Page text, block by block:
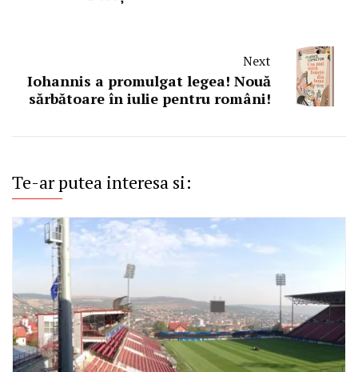
Next
Iohannis a promulgat legea! Nouă
sărbătoare în iulie pentru români!
Te-ar putea interesa si: